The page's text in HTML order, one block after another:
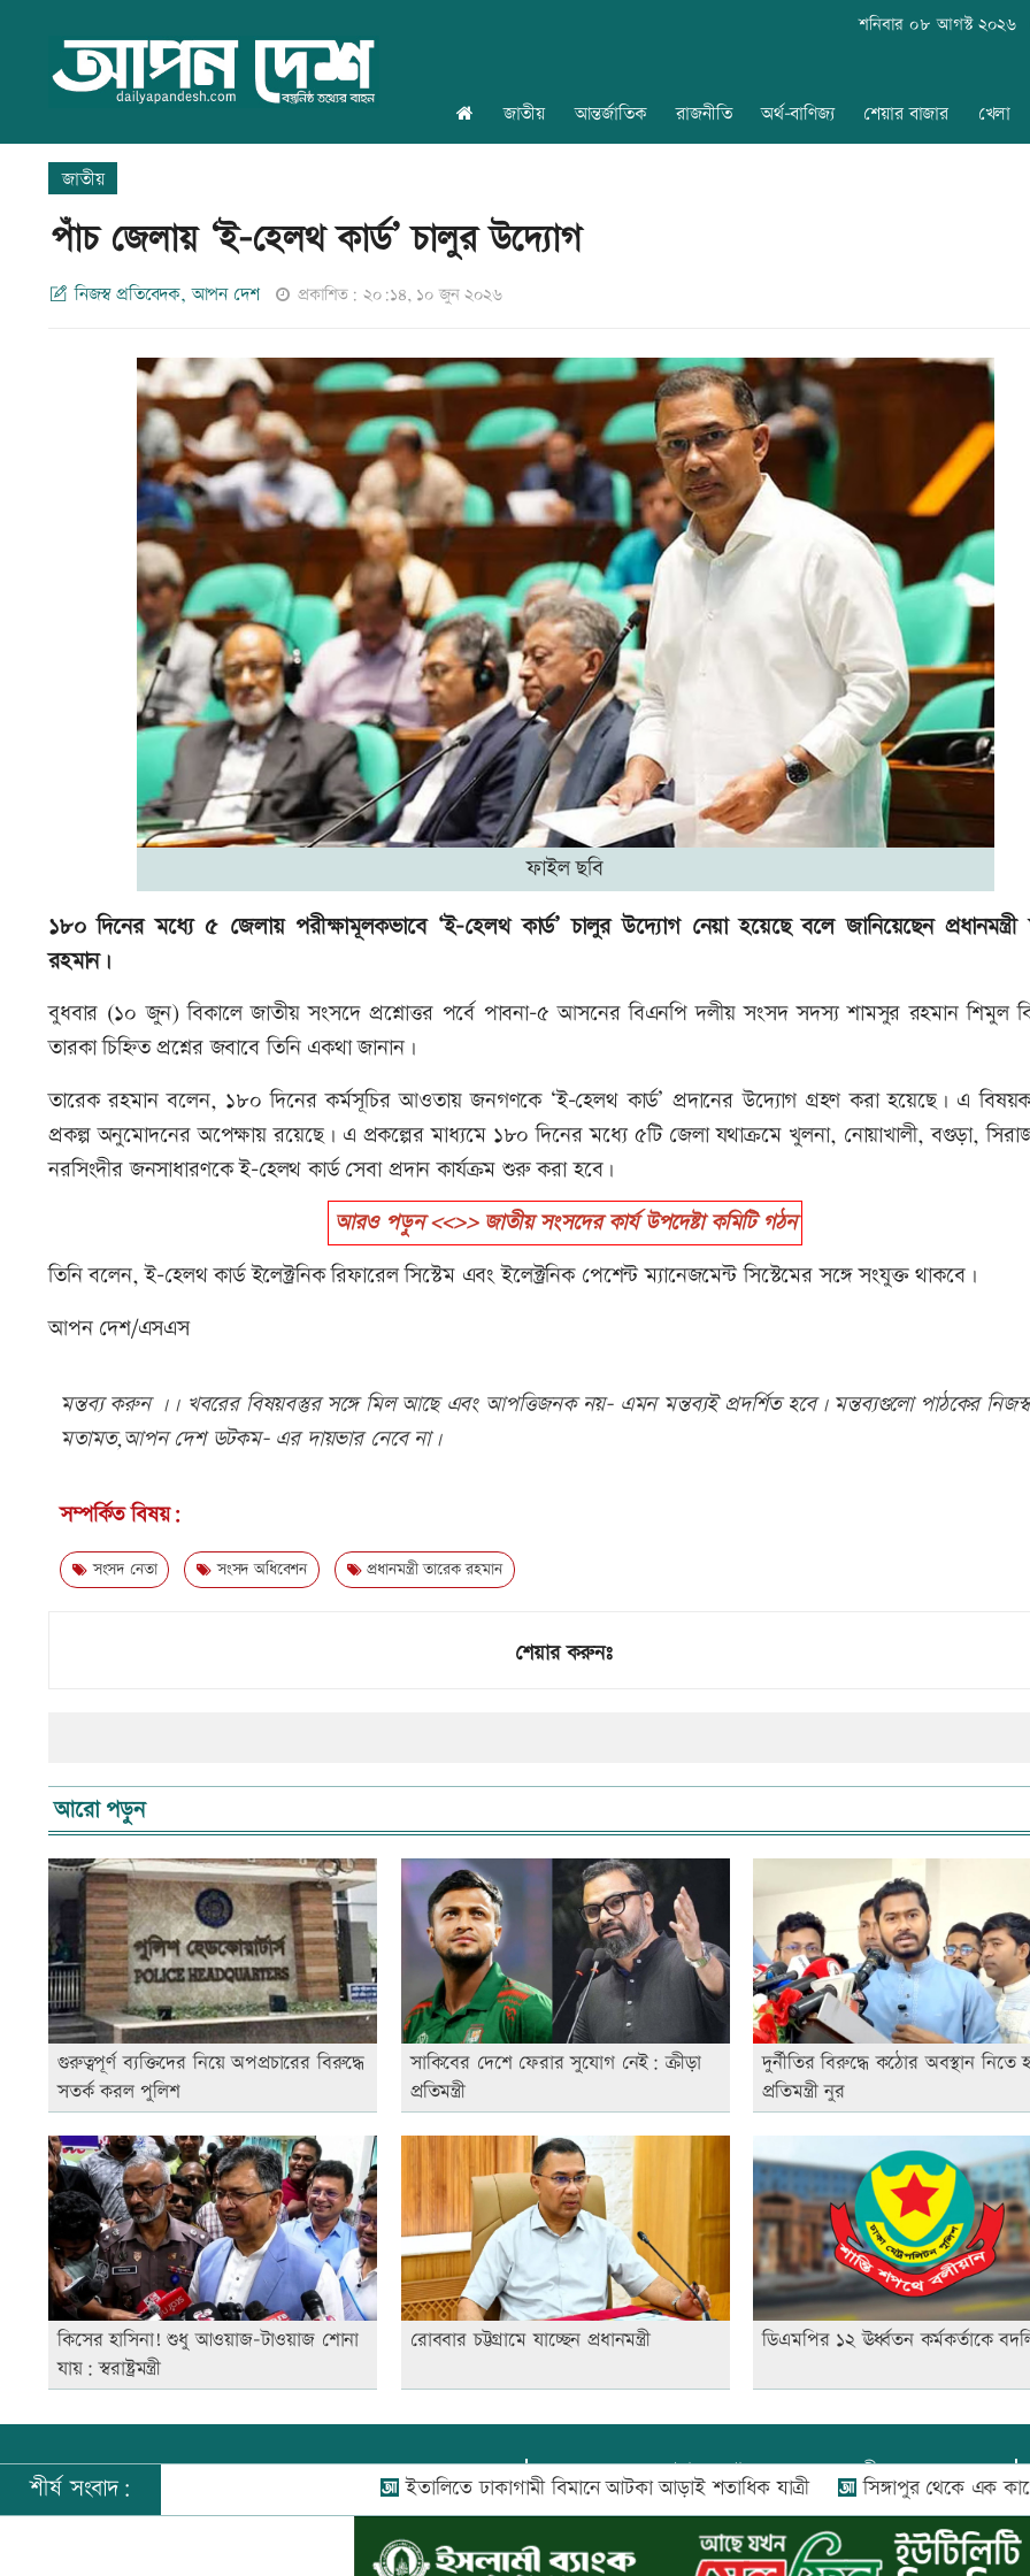
শনিবার ০৮ আগস্ট ২০২৬
জাতীয় আন্তর্জাতিক রাজনীতি অর্থ-বাণিজ্য শেয়ার বাজার খেলা
জাতীয়
পাঁচ জেলায় ‘ই-হেলথ কার্ড’ চালুর উদ্যোগ
নিজস্ব প্রতিবেদক, আপন দেশ প্রকাশিত: ২০:১৪, ১০ জুন ২০২৬
ফাইল ছবি
১৮০ দিনের মধ্যে ৫ জেলায় পরীক্ষামূলকভাবে ‘ই-হেলথ কার্ড’ চালুর উদ্যোগ নেয়া হয়েছে বলে জানিয়েছেন প্রধানমন্ত্রী
রহমান।
বুধবার (১০ জুন) বিকালে জাতীয় সংসদে প্রশ্নোত্তর পর্বে পাবনা-৫ আসনের বিএনপি দলীয় সংসদ সদস্য শামসুর রহমান শিমুল
তারকা চিহ্নিত প্রশ্নের জবাবে তিনি একথা জানান।
তারেক রহমান বলেন, ১৮০ দিনের কর্মসূচির আওতায় জনগণকে ‘ই-হেলথ কার্ড’ প্রদানের উদ্যোগ গ্রহণ করা হয়েছে। এ
প্রকল্প অনুমোদনের অপেক্ষায় রয়েছে। এ প্রকল্পের মাধ্যমে ১৮০ দিনের মধ্যে ৫টি জেলা যথাক্রমে খুলনা, নোয়াখালী, বগুড়া,
নরসিংদীর জনসাধারণকে ই-হেলথ কার্ড সেবা প্রদান কার্যক্রম শুরু করা হবে।
আরও পড়ুন <<>> জাতীয় সংসদের কার্য উপদেষ্টা কমিটি গঠন
তিনি বলেন, ই-হেলথ কার্ড ইলেক্ট্রনিক রিফারেল সিস্টেম এবং ইলেক্ট্রনিক পেশেন্ট ম্যানেজমেন্ট সিস্টেমের সঙ্গে সংযুক্ত থাকবে।
আপন দেশ/এসএস
মন্তব্য করুন ।। খবরের বিষয়বস্তুর সঙ্গে মিল আছে এবং আপত্তিজনক নয়- এমন মন্তব্যই প্রদর্শিত হবে। মন্তব্যগুলো পাঠকের নিজস্ব
মতামত,আপন দেশ ডটকম- এর দায়ভার নেবে না।
সম্পর্কিত বিষয়:
সংসদ নেতা সংসদ অধিবেশন প্রধানমন্ত্রী তারেক রহমান
শেয়ার করুনঃ
আরো পড়ুন
গুরুত্বপূর্ণ ব্যক্তিদের নিয়ে অপপ্রচারের বিরুদ্ধে
সতর্ক করল পুলিশ
সাকিবের দেশে ফেরার সুযোগ নেই: ক্রীড়া
প্রতিমন্ত্রী
দুর্নীতির বিরুদ্ধে কঠোর অবস্থান নিতে
প্রতিমন্ত্রী নুর
কিসের হাসিনা! শুধু আওয়াজ-টাওয়াজ শোনা
যায়: স্বরাষ্ট্রমন্ত্রী
রোববার চট্টগ্রামে যাচ্ছেন প্রধানমন্ত্রী ডিএমপির ১২ ঊর্ধ্বতন কর্মকর্তাকে
প্রধান সম্পাদক:আফজাল বারী
প্রোমিতা আফরিন কর্তৃক সম্পাদিত ও প্রকাশিত
সি-৫০১, ৬ষ্ঠতলা, আল রাজী কমপ্লেক্স, ১৬৬-১৬৭
শহীদ সৈয়দ নজরুল ইসলাম সরণি, পুরানা পল্টন, ঢাকা-১০০০
শীর্ষ সংবাদ: ইতালিতে ঢাকাগামী বিমানে আটকা আড়াই শতাধিক যাত্রী সিঙ্গাপুর থেকে এক কার্গো